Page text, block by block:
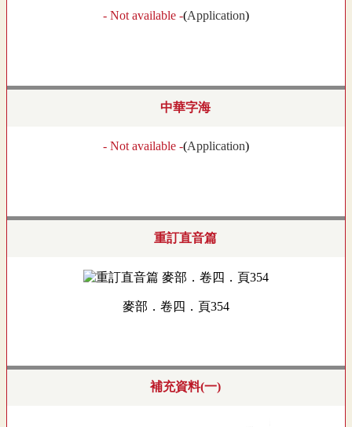
- Not available -(Application)
中華字海
- Not available -(Application)
重訂直音篇
麥部．卷四．頁354
補充資料(一)